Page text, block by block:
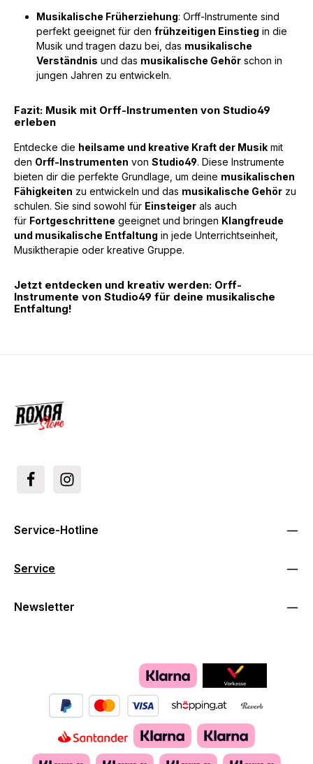
Musikalische Früherziehung: Orff-Instrumente sind
perfekt geeignet für den frühzeitigen Einstieg in die
Musik und tragen dazu bei, das musikalische
Verständnis und das musikalische Gehör schon in
jungen Jahren zu entwickeln.
Fazit: Musik mit Orff-Instrumenten von Studio49
erleben
Entdecke die heilsame und kreative Kraft der Musik mit
den Orff-Instrumenten von Studio49. Diese Instrumente
bieten dir die perfekte Grundlage, um deine musikalischen
Fähigkeiten zu entwickeln und das musikalische Gehör zu
schulen. Sie sind sowohl für Einsteiger als auch
für Fortgeschrittene geeignet und bringen Klangfreude
und musikalische Entfaltung in jede Unterrichtseinheit,
Musiktherapie oder kreative Gruppe.
Jetzt entdecken und kreativ werden: Orff-
Instrumente von Studio49 für deine musikalische
Entfaltung!
Service-Hotline
Service
Newsletter